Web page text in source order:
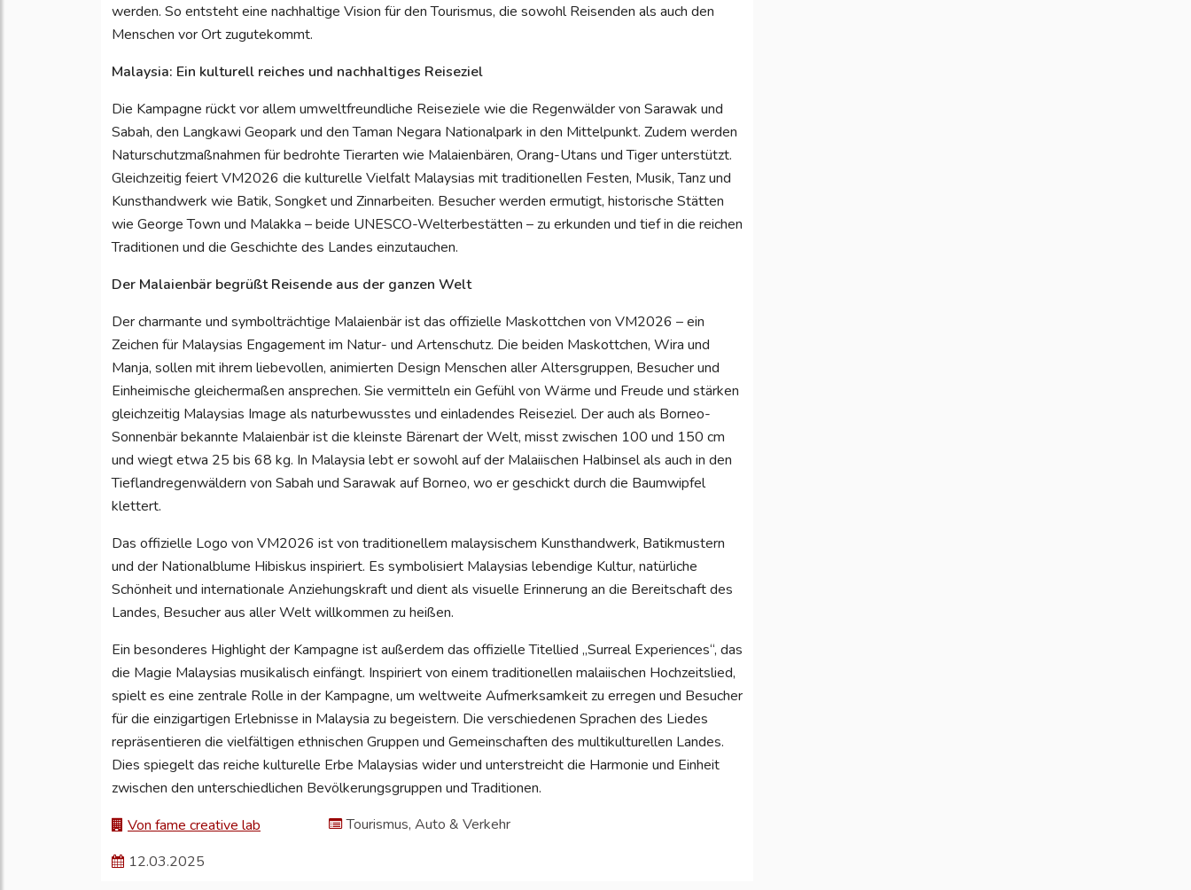
werden. So entsteht eine nachhaltige Vision für den Tourismus, die sowohl Reisenden als auch den
Menschen vor Ort zugutekommt.
Malaysia: Ein kulturell reiches und nachhaltiges Reiseziel
Die Kampagne rückt vor allem umweltfreundliche Reiseziele wie die Regenwälder von Sarawak und
Sabah, den Langkawi Geopark und den Taman Negara Nationalpark in den Mittelpunkt. Zudem werden
Naturschutzmaßnahmen für bedrohte Tierarten wie Malaienbären, Orang-Utans und Tiger unterstützt.
Gleichzeitig feiert VM2026 die kulturelle Vielfalt Malaysias mit traditionellen Festen, Musik, Tanz und
Kunsthandwerk wie Batik, Songket und Zinnarbeiten. Besucher werden ermutigt, historische Stätten
wie George Town und Malakka – beide UNESCO-Welterbestätten – zu erkunden und tief in die reichen
Traditionen und die Geschichte des Landes einzutauchen.
Der Malaienbär begrüßt Reisende aus der ganzen Welt
Der charmante und symbolträchtige Malaienbär ist das offizielle Maskottchen von VM2026 – ein
Zeichen für Malaysias Engagement im Natur- und Artenschutz. Die beiden Maskottchen, Wira und
Manja, sollen mit ihrem liebevollen, animierten Design Menschen aller Altersgruppen, Besucher und
Einheimische gleichermaßen ansprechen. Sie vermitteln ein Gefühl von Wärme und Freude und stärken
gleichzeitig Malaysias Image als naturbewusstes und einladendes Reiseziel. Der auch als Borneo-
Sonnenbär bekannte Malaienbär ist die kleinste Bärenart der Welt, misst zwischen 100 und 150 cm
und wiegt etwa 25 bis 68 kg. In Malaysia lebt er sowohl auf der Malaiischen Halbinsel als auch in den
Tieflandregenwäldern von Sabah und Sarawak auf Borneo, wo er geschickt durch die Baumwipfel
klettert.
Das offizielle Logo von VM2026 ist von traditionellem malaysischem Kunsthandwerk, Batikmustern
und der Nationalblume Hibiskus inspiriert. Es symbolisiert Malaysias lebendige Kultur, natürliche
Schönheit und internationale Anziehungskraft und dient als visuelle Erinnerung an die Bereitschaft des
Landes, Besucher aus aller Welt willkommen zu heißen.
Ein besonderes Highlight der Kampagne ist außerdem das offizielle Titellied „Surreal Experiences“, das
die Magie Malaysias musikalisch einfängt. Inspiriert von einem traditionellen malaiischen Hochzeitslied,
spielt es eine zentrale Rolle in der Kampagne, um weltweite Aufmerksamkeit zu erregen und Besucher
für die einzigartigen Erlebnisse in Malaysia zu begeistern. Die verschiedenen Sprachen des Liedes
repräsentieren die vielfältigen ethnischen Gruppen und Gemeinschaften des multikulturellen Landes.
Dies spiegelt das reiche kulturelle Erbe Malaysias wider und unterstreicht die Harmonie und Einheit
zwischen den unterschiedlichen Bevölkerungsgruppen und Traditionen.
Von fame creative lab
Tourismus, Auto & Verkehr
12.03.2025